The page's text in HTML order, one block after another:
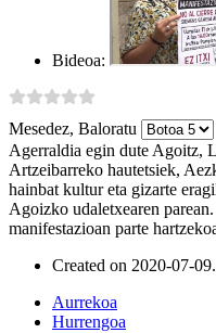
Bideoa:
Mesedez, Baloratu
Agerraldia egin dute Agoitz,
Artzeibarreko hautetsiek,
hainbat kultur eta gizarte
Agoizko udaletxearen
manifestazioan parte
Created on 2020-07-09.
Aurrekoa
Hurrengoa